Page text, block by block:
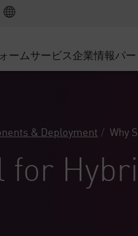
SASE
地方自治体
通信事業者/サー
ームサービス企業情報イベン
パ
Google
& Deployment Why
for